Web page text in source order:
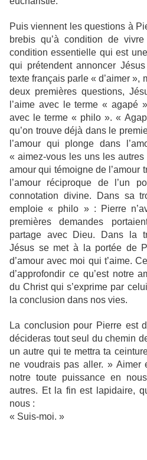
Puis viennent les questions à
brebis qu’à condition de
condition essentielle qui est
qui prétendent annoncer
texte français parle « d’aimer »,
deux premières questions,
l’aime avec le terme « agapé
avec le terme « philo ». «
qu’on trouve déjà dans le
l’amour qui plonge dans
« aimez-vous les uns les
amour qui témoigne de l’amour
l’amour réciproque de l’un
connotation divine. Dans sa
emploie « philo » : Pierre
premières demandes
partage avec Dieu. Dans la
Jésus se met à la portée de
d’amour avec moi qui t’aime.
d’approfondir ce qu’est notre
du Christ qui s’exprime par
la conclusion dans nos vies.
La conclusion pour Pierre est
décideras tout seul du chemin
un autre qui te mettra ta
ne voudrais pas aller. » Aimer
notre toute puissance en
autres. Et la fin est lapidaire,
nous :
« Suis-moi. »